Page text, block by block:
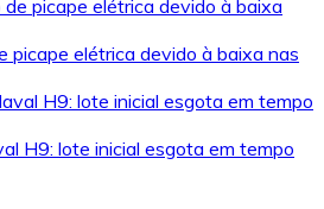
picape elétrica devido à baixa nas
H9: lote inicial esgota em tempo